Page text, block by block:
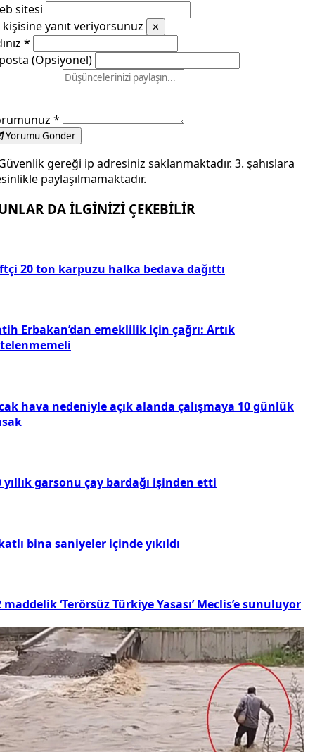
sitesi
kişisine yanıt veriyorsunuz
✕
*
(Opsiyonel)
*
Yorumu Gönder
gereği ip adresiniz saklanmaktadır. 3. şahıslara
paylaşılmamaktadır.
DA İLGİNİZİ ÇEKEBİLİR
20 ton karpuzu halka bedava dağıttı
Erbakan’dan emeklilik için çağrı: Artık
hava nedeniyle açık alanda çalışmaya 10 günlük
yıllık garsonu çay bardağı işinden etti
bina saniyeler içinde yıkıldı
maddelik ‘Terörsüz Türkiye Yasası’ Meclis’e sunuluyor